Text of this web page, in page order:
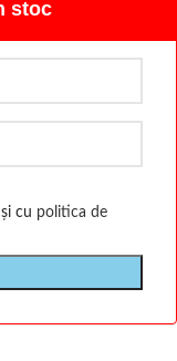
stoc
și cu politica de